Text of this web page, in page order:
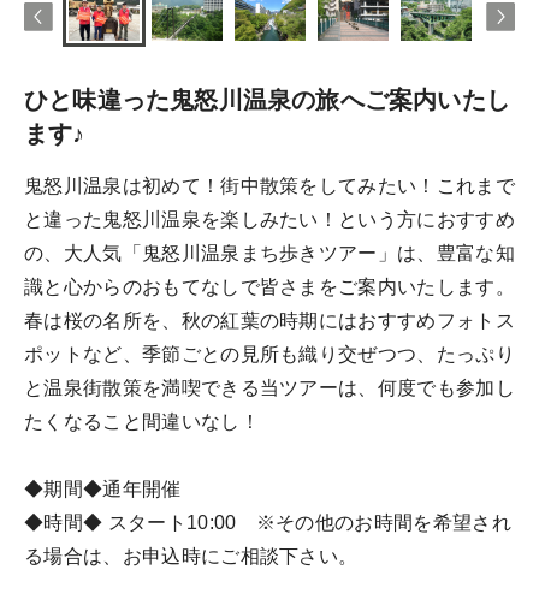
ひと味違った鬼怒川温泉の旅へご案内いたし
ます♪
鬼怒川温泉は初めて！街中散策をしてみたい！これまで
と違った鬼怒川温泉を楽しみたい！という方におすすめ
の、大人気「鬼怒川温泉まち歩きツアー」は、豊富な知
識と心からのおもてなしで皆さまをご案内いたします。
春は桜の名所を、秋の紅葉の時期にはおすすめフォトス
ポットなど、季節ごとの見所も織り交ぜつつ、たっぷり
と温泉街散策を満喫できる当ツアーは、何度でも参加し
たくなること間違いなし！
◆期間◆通年開催
◆時間◆ スタート10:00 ※その他のお時間を希望され
る場合は、お申込時にご相談下さい。